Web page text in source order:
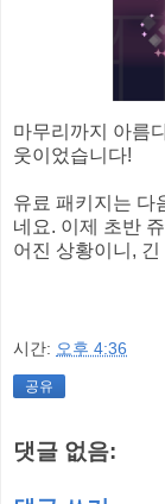
마무리까지 아름
웃이었습니다!
유료 패키지는 다
네요. 이제 초반
어진 상황이니,
시간: 오후 4:36
공유
댓글 없음: